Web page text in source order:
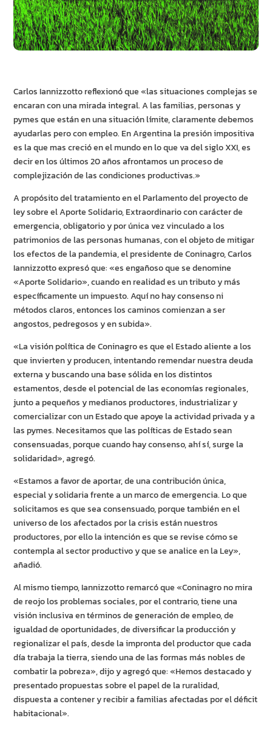
Carlos Iannizzotto reflexionó que «las situaciones complejas se
encaran con una mirada integral. A las familias, personas y
pymes que están en una situación límite, claramente debemos
ayudarlas pero con empleo. En Argentina la presión impositiva
es la que mas creció en el mundo en lo que va del siglo XXI, es
decir en los últimos 20 años afrontamos un proceso de
complejización de las condiciones productivas.»
A propósito del tratamiento en el Parlamento del proyecto de
ley sobre el Aporte Solidario, Extraordinario con carácter de
emergencia, obligatorio y por única vez vinculado a los
patrimonios de las personas humanas, con el objeto de mitigar
los efectos de la pandemia, el presidente de Coninagro, Carlos
Iannizzotto expresó que: «es engañoso que se denomine
«Aporte Solidario», cuando en realidad es un tributo y más
específicamente un impuesto. Aquí no hay consenso ni
métodos claros, entonces los caminos comienzan a ser
angostos, pedregosos y en subida».
«La visión política de Coninagro es que el Estado aliente a los
que invierten y producen, intentando remendar nuestra deuda
externa y buscando una base sólida en los distintos
estamentos, desde el potencial de las economías regionales,
junto a pequeños y medianos productores, industrializar y
comercializar con un Estado que apoye la actividad privada y a
las pymes. Necesitamos que las políticas de Estado sean
consensuadas, porque cuando hay consenso, ahí sí, surge la
solidaridad», agregó.
«Estamos a favor de aportar, de una contribución única,
especial y solidaria frente a un marco de emergencia. Lo que
solicitamos es que sea consensuado, porque también en el
universo de los afectados por la crisis están nuestros
productores, por ello la intención es que se revise cómo se
contempla al sector productivo y que se analice en la Ley»,
añadió.
Al mismo tiempo, Iannizzotto remarcó que «Coninagro no mira
de reojo los problemas sociales, por el contrario, tiene una
visión inclusiva en términos de generación de empleo, de
igualdad de oportunidades, de diversificar la producción y
regionalizar el país, desde la impronta del productor que cada
día trabaja la tierra, siendo una de las formas más nobles de
combatir la pobreza», dijo y agregó que: «Hemos destacado y
presentado propuestas sobre el papel de la ruralidad,
dispuesta a contener y recibir a familias afectadas por el déficit
habitacional».